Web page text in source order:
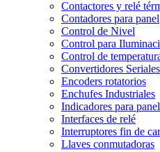
Contactores y relé
Contadores para panel
Control de Nivel
Control para
Control de
Convertidores Seriales
Encoders rotatorios
Enchufes Industriales
Indicadores para panel
Interfaces de relé
Interruptores fin de
Llaves conmutadoras